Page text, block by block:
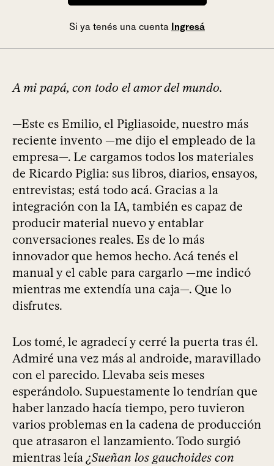
Si ya tenés una cuenta Ingresá
A mi papá, con todo el amor del mundo.
—Este es Emilio, el Pigliasoide, nuestro más
reciente invento —me dijo el empleado de la
empresa—. Le cargamos todos los materiales
de Ricardo Piglia: sus libros, diarios, ensayos,
entrevistas; está todo acá. Gracias a la
integración con la IA, también es capaz de
producir material nuevo y entablar
conversaciones reales. Es de lo más
innovador que hemos hecho. Acá tenés el
manual y el cable para cargarlo —me indicó
mientras me extendía una caja—. Que lo
disfrutes.
Los tomé, le agradecí y cerré la puerta tras él.
Admiré una vez más al androide, maravillado
con el parecido. Llevaba seis meses
esperándolo. Supuestamente lo tendrían que
haber lanzado hacía tiempo, pero tuvieron
varios problemas en la cadena de producción
que atrasaron el lanzamiento. Todo surgió
mientras leía¿Sueñan los gauchoides con